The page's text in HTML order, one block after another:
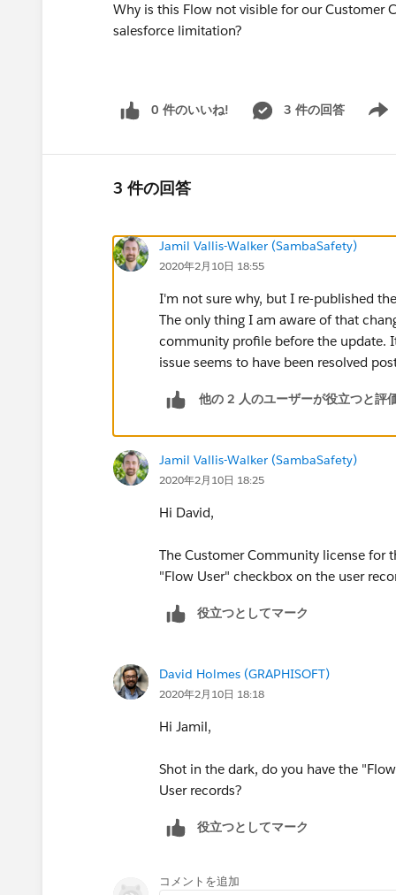
Why is this Flow not visible for our Customer
salesforce limitation?
0 件のいいね! 3 件の回答
Show
3 件の回答
Jamil Vallis-Walker (SambaSafety)
2020年2月10日 18:55
I'm not sure why, but I re-published
The only thing I am aware of that
community profile before the update.
issue seems to have been resolved
他の 2 人のユーザーが役立つと評
Jamil Vallis-Walker (SambaSafety)
2020年2月10日 18:25
Hi David,
The Customer Community license for
"Flow User" checkbox on the user
役立つとしてマーク
David Holmes (GRAPHISOFT)
2020年2月10日 18:18
Hi Jamil,
Shot in the dark, do you have the
User records?
役立つとしてマーク
コメントを追加